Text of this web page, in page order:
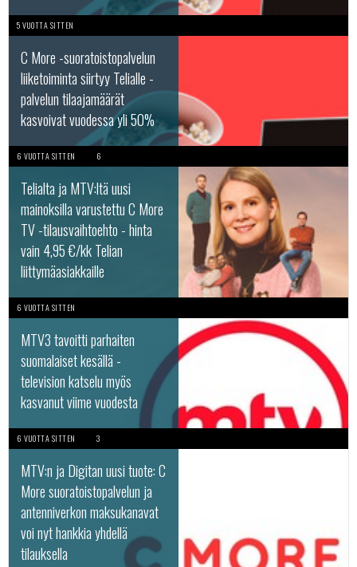
5 VUOTTA SITTEN
C More -suoratoistopalvelun
liiketoiminta siirtyy Telialle -
palvelun tilaajamäärät
kasvoivat vuodessa yli 50%
6 VUOTTA SITTEN 6
Telialta ja MTV:ltä uusi
mainoksilla varustettu C More
TV -tilausvaihtoehto - hinta
vain 4,95 €/kk Telian
liittymäasiakkaille
6 VUOTTA SITTEN
MTV3 tavoitti parhaiten
suomalaiset kesällä -
television katselu myös
kasvanut viime vuodesta
6 VUOTTA SITTEN 3
MTV:n ja Digitan uusi tuote: C
More suoratoistopalvelun ja
antenniverkon maksukanavat
voi nyt hankkia yhdellä
tilauksella